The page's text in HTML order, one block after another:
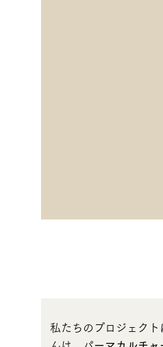
私たちのプロジェク